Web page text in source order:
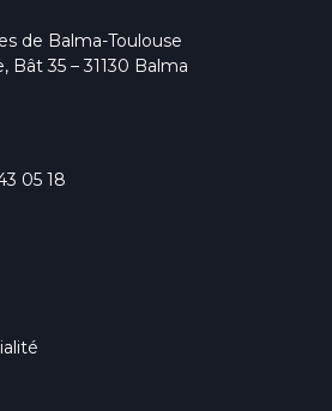
de Balma-Toulouse
Bât 35 – 31130 Balma
05 18